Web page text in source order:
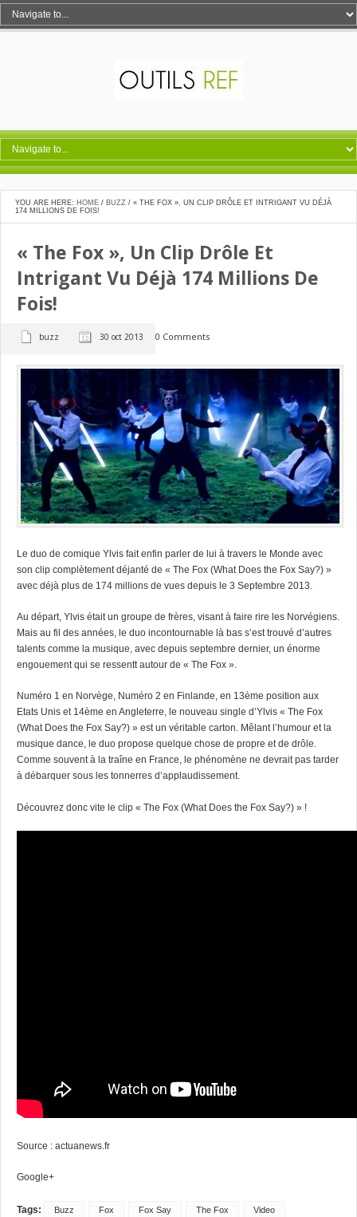
YOU ARE HERE: HOME / BUZZ / « THE FOX », UN CLIP DRÔLE ET INTRIGANT VU DÉJÀ
174 MILLIONS DE FOIS!
« The Fox », Un Clip Drôle Et
Intrigant Vu Déjà 174 Millions De
Fois!
buzz 30 oct 2013 0 Comments
Le duo de comique Ylvis fait enfin parler de lui à travers le Monde avec
son clip complètement déjanté de « The Fox (What Does the Fox Say?) »
avec déjà plus de 174 millions de vues depuis le 3 Septembre 2013.
Au départ, Ylvis était un groupe de frères, visant à faire rire les Norvégiens.
Mais au fil des années, le duo incontournable là bas s’est trouvé d’autres
talents comme la musique, avec depuis septembre dernier, un énorme
engouement qui se ressentt autour de « The Fox ».
Numéro 1 en Norvège, Numéro 2 en Finlande, en 13ème position aux
Etats Unis et 14ème en Angleterre, le nouveau single d’Ylvis « The Fox
(What Does the Fox Say?) » est un véritable carton. Mêlant l’humour et la
musique dance, le duo propose quelque chose de propre et de drôle.
Comme souvent à la traîne en France, le phénomène ne devrait pas tarder
à débarquer sous les tonnerres d’applaudissement.
Découvrez donc vite le clip « The Fox (What Does the Fox Say?) » !
Source : actuanews.fr
Google+
Tags: Buzz Fox Fox Say The Fox Video